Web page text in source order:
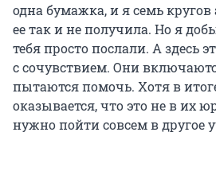
одна бумажка, и я семь
ее так и не получила. Но я
тебя просто послали. А здесь
с сочувствием. Они
пытаются помочь. Хотя в
оказывается, что это не в их
нужно пойти совсем в другое